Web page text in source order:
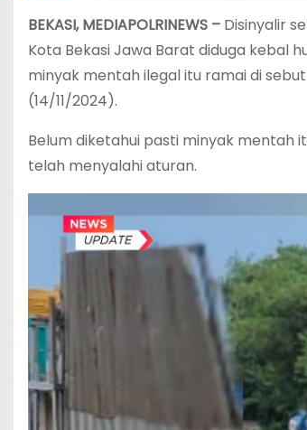
BEKASI, MEDIAPOLRINEWS – Disinyalir
Kota Bekasi Jawa Barat diduga kebal
minyak mentah ilegal itu ramai di
(14/11/2024).
Belum diketahui pasti minyak mentah
telah menyalahi aturan.